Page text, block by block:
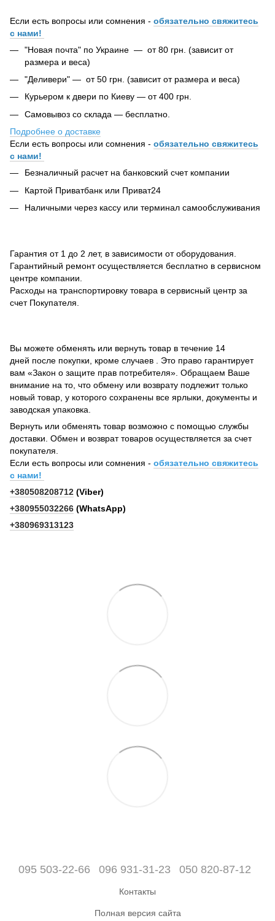
Если есть вопросы или сомнения - обязательно свяжитесь
с нами!
"Новая почта" по Украине — от 80 грн. (зависит от
размера и веса)
"Деливери" — от 50 грн. (зависит от размера и веса)
Курьером к двери по Киеву — от 400 грн.
Самовывоз со склада — бесплатно.
Подробнее о доставке
Если есть вопросы или сомнения - обязательно свяжитесь
с нами!
Безналичный расчет на банковский счет компании
Картой Приватбанк или Приват24
Наличными через кассу или терминал самообслуживания
Гарантия от 1 до 2 лет, в зависимости от оборудования.
Гарантийный ремонт осуществляется бесплатно в сервисном
центре компании.
Расходы на транспортировку товара в сервисный центр за
счет Покупателя.
Вы можете обменять или вернуть товар в течение 14
дней после покупки, кроме случаев . Это право гарантирует
вам «Закон о защите прав потребителя». Обращаем Ваше
внимание на то, что обмену или возврату подлежит только
новый товар, у которого сохранены все ярлыки, документы и
заводская упаковка.
Вернуть или обменять товар возможно с помощью службы
доставки. Обмен и возврат товаров осуществляется за счет
покупателя.
Если есть вопросы или сомнения - обязательно свяжитесь
с нами!
+380508208712 (Viber)
+380955032266 (WhatsApp)
+380969313123
095 503-22-66 096 931-31-23 050 820-87-12
Контакты
Полная версия сайта